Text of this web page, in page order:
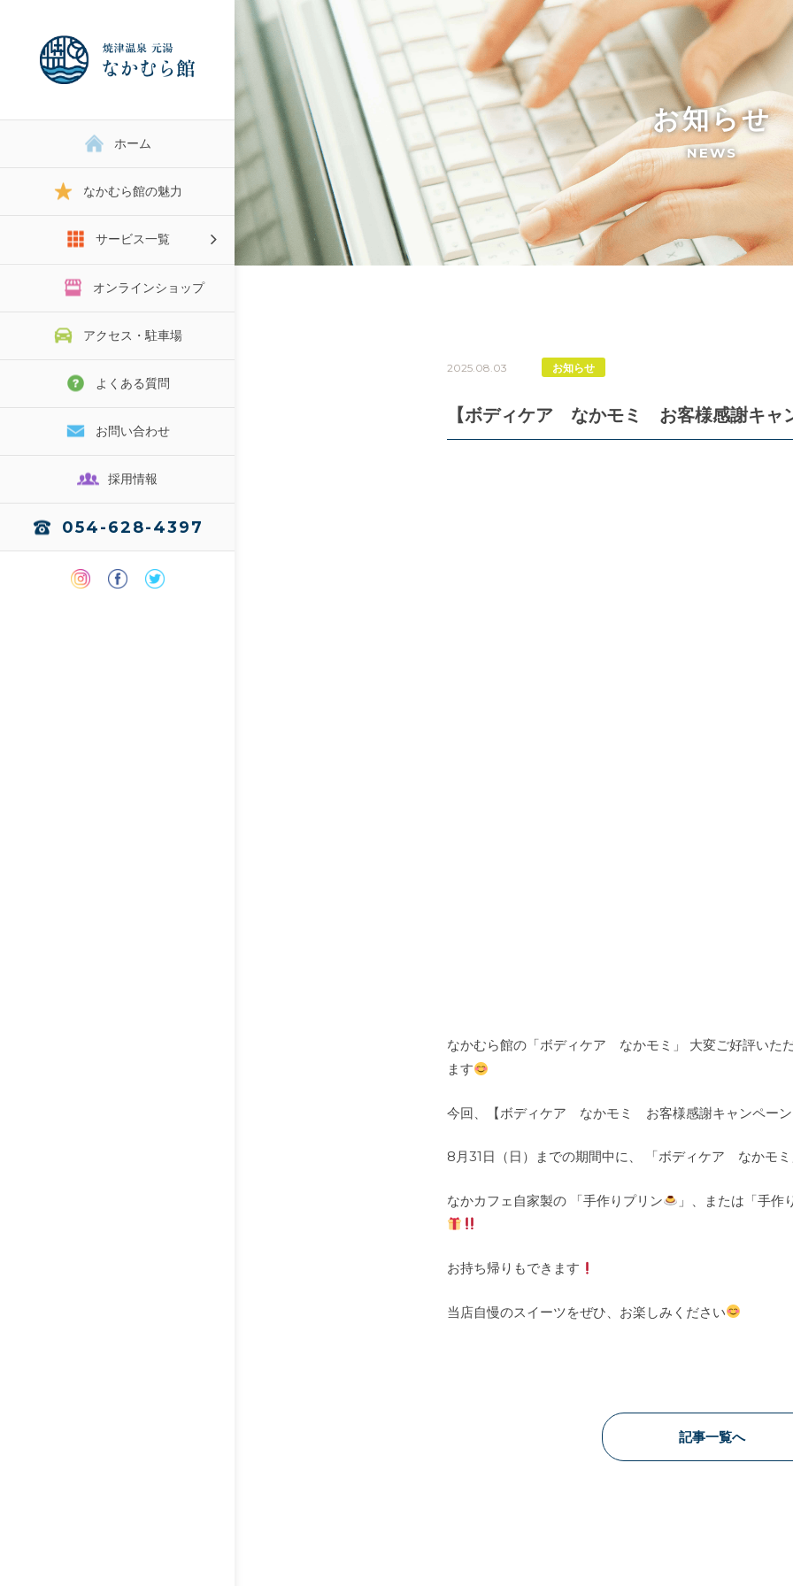
ホーム
なかむら館の魅力
サービス一覧
オンラインショップ
アクセス・駐車場
よくある質問
お問い合わせ
採用情報
054-628-4397
お知らせ
NEWS
2025.08.03 お知らせ
【ボディケア なかモミ お客様感謝キャ
なかむら館の「ボディケア なかモミ」 大変ご好評いた
ます
今回、【ボディケア なかモミ お客様感謝キャンペー
8月31日（日）までの期間中に、 「ボディケア なかモミ
なかカフェ自家製の 「手作りプリン 」、または「手作
お持ち帰りもできます
当店自慢のスイーツをぜひ、お楽しみください
記事一覧へ